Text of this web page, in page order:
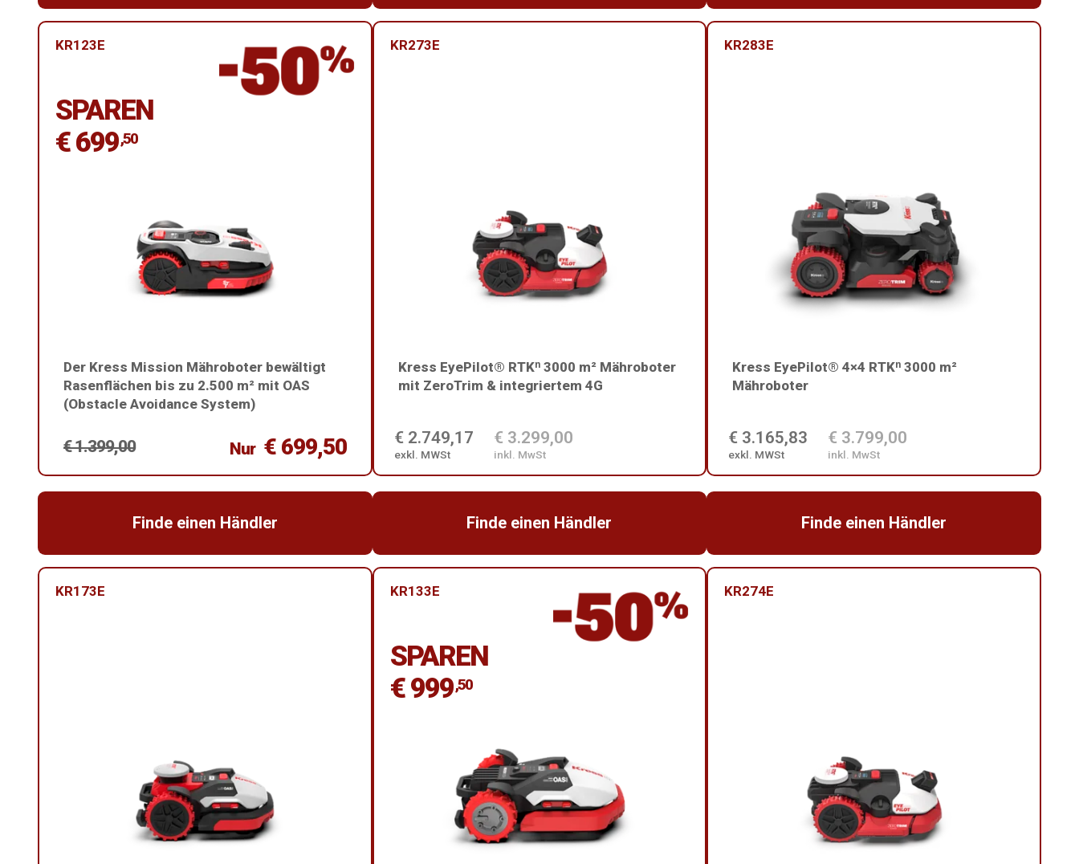
KR123E
SPAREN
€ 699,50
Der Kress Mission Mähroboter bewältigt
Rasenflächen bis zu 2.500 m² mit OAS
(Obstacle Avoidance System)
€ 1.399,00 Nur € 699,50
Finde einen Händler
KR273E
Kress EyePilot® RTKⁿ 3000 m² Mähroboter
mit ZeroTrim & integriertem 4G
€ 2.749,17
exkl. MWSt
€ 3.299,00
inkl. MwSt
Finde einen Händler
KR283E
Kress EyePilot® 4×4 RTKⁿ 3000 m²
Mähroboter
€ 3.165,83
exkl. MWSt
€ 3.799,00
inkl. MwSt
Finde einen Händler
KR173E KR133E
SPAREN
€ 999,50
KR274E